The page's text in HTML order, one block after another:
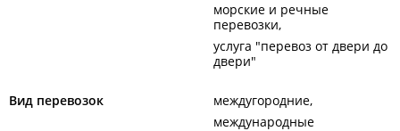
морские и речные
перевозки
услуга "перевоз от двери до
двери"
Вид перевозок
междугородние
международные